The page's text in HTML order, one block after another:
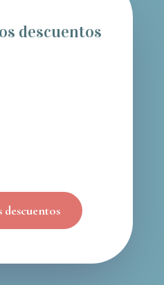
descuentos